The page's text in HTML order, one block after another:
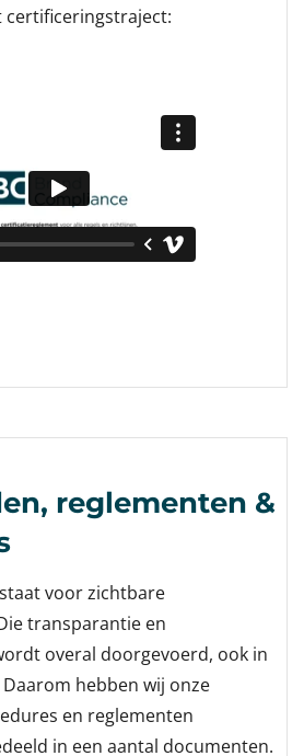
reglementen &
voor zichtbare
transparantie en
overal doorgevoerd, ook in
hebben wij onze
en reglementen
in een aantal documenten.